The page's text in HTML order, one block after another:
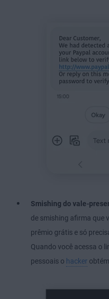
Smishing do vale-
de smishing afirma que
prêmio grátis e só
Quando você acessa o
pessoais o hacker